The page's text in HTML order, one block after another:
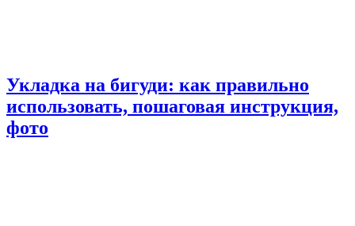
Укладка на бигуди: как правильно
использовать, пошаговая инструкция,
фото